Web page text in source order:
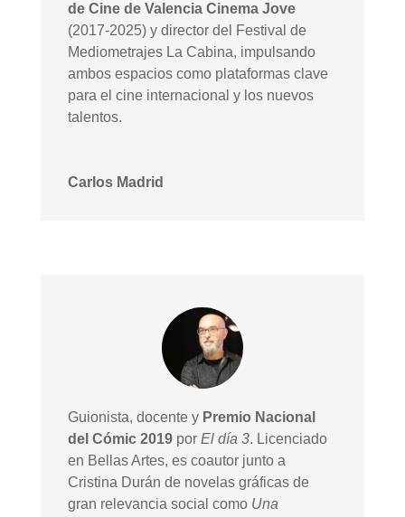
de Cine de Valencia Cinema Jove
(2017-2025) y director del Festival de
Mediometrajes La Cabina, impulsando
ambos espacios como plataformas clave
para el cine internacional y los nuevos
talentos.
Carlos Madrid
Guionista, docente y Premio Nacional
del Cómic 2019por El día 3. Licenciado
en Bellas Artes, es coautor junto a
Cristina Durán de novelas gráficas de
gran relevancia social como Una